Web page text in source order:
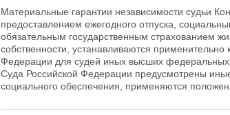
Материальные гарантии независимости судьи
предоставлением ежегодного отпуска,
обязательным государственным страхованием
собственности, устанавливаются
Федерации для судей иных высших
Суда Российской Федерации предусмотрены
социального обеспечения, применяются